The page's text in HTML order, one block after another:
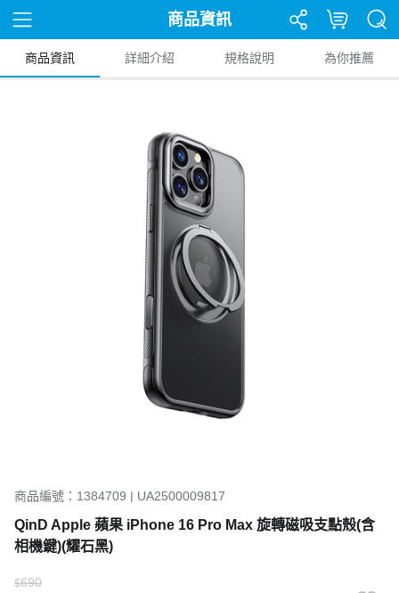
商品資訊
商品資訊 詳細介紹 規格說明 為你推薦
商品編號：1384709 | UA2500009817
QinD Apple 蘋果 iPhone 16 Pro Max 旋轉磁吸支點殼(含
相機鍵)(耀石黑)
$690